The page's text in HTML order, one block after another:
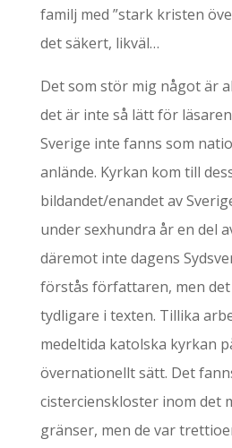
familj med ”stark kristen
det säkert, likväl…
Det som stör mig något är
det är inte så lätt för
Sverige inte fanns som
anlände. Kyrkan kom till
bildandet/enandet av
under sexhundra år en del
däremot inte dagens
förstås författaren, men det
tydligare i texten. Tillika
medeltida katolska kyrkan
övernationellt sätt. Det
cistercienskloster inom det
gränser, men de var